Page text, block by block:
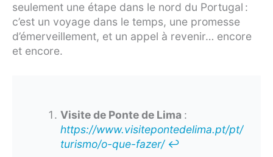
seulement une étape dans le nord du Portugal :
c’est un voyage dans le temps, une promesse
d’émerveillement, et un appel à revenir… encore
et encore.
Visite de Ponte de Lima :
https://www.visitepontedelima.pt/pt/
turismo/o-que-fazer/ ↩︎